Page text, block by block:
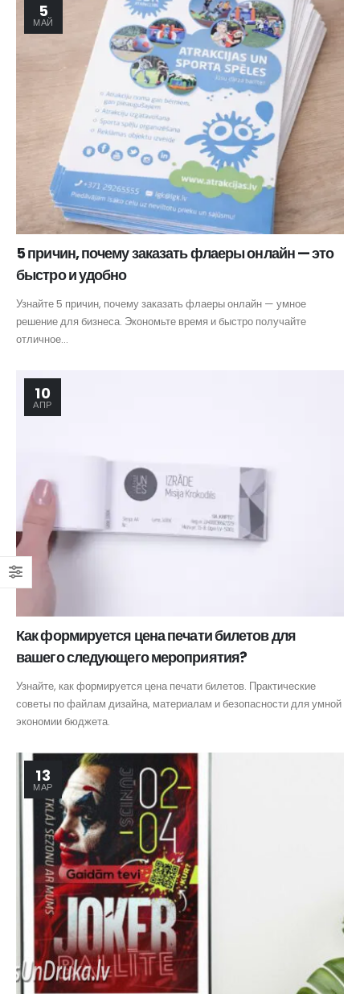
5
МАЙ
5 причин, почему заказать флаеры онлайн — это
быстро и удобно
Узнайте 5 причин, почему заказать флаеры онлайн — умное
решение для бизнеса. Экономьте время и быстро получайте
отличное...
10
АПР
Как формируется цена печати билетов для
вашего следующего мероприятия?
Узнайте, как формируется цена печати билетов. Практические
советы по файлам дизайна, материалам и безопасности для умной
экономии бюджета.
13
МАР